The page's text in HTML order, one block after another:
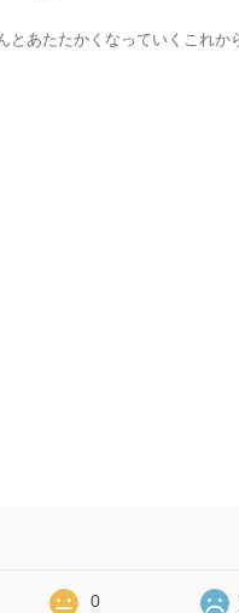
とあたたかくなっていくこれか
0